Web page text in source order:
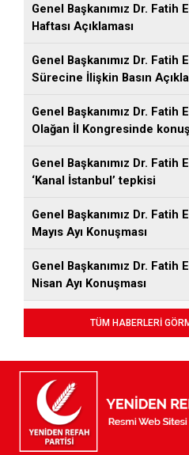
Genel Başkanımız Dr. Fatih
Haftası Açıklaması
Genel Başkanımız Dr. Fatih
Sürecine İlişkin Basın
Genel Başkanımız Dr. Fatih
Olağan İl Kongresinde
Genel Başkanımız Dr. Fatih
‘Kanal İstanbul’ tepkisi
Genel Başkanımız Dr. Fatih
Mayıs Ayı Konuşması
Genel Başkanımız Dr. Fatih
Nisan Ayı Konuşması
TÜM HABERLERİ